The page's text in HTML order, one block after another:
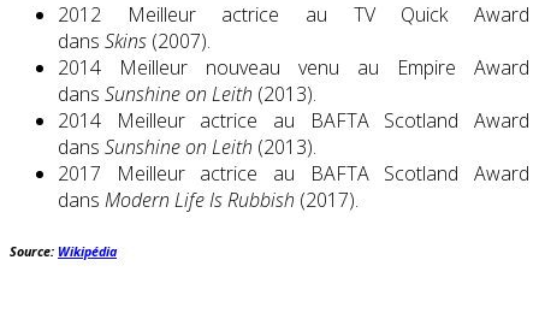
2012 Meilleur actrice au TV Quick Award
dans Skins (2007).
2014 Meilleur nouveau venu au Empire Award
dans Sunshine on Leith (2013).
2014 Meilleur actrice au BAFTA Scotland Award
dans Sunshine on Leith (2013).
2017 Meilleur actrice au BAFTA Scotland Award
dans Modern Life Is Rubbish (2017).
Source: Wikipédia